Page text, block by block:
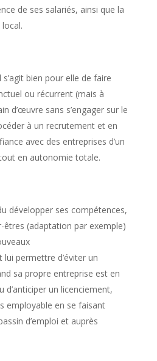
de ses salariés, ainsi que la
s’agit bien pour elle de faire
ou récurrent (mais à
d’œuvre sans s’engager sur le
à un recrutement et en
avec des entreprises d’un
en autonomie totale.
développer ses compétences,
êtres (adaptation par exemple)
permettre d’éviter un
sa propre entreprise est en
d’anticiper un licenciement,
employable en se faisant
d’emploi et auprès